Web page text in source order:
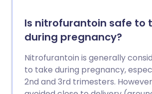
Is nitrofurantoin safe to
during pregnancy?
Nitrofurantoin is generally
to take during pregnancy,
2nd and 3rd trimesters.